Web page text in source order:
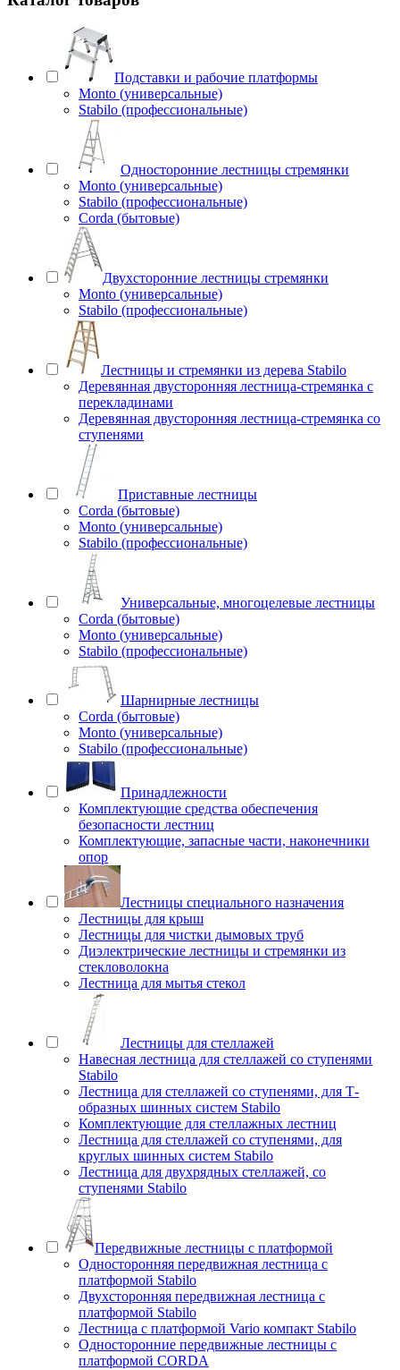
Подставки и рабочие платформы
Monto (универсальные)
Stabilo (профессиональные)
Односторонние лестницы стремянки
Monto (универсальные)
Stabilo (профессиональные)
Corda (бытовые)
Двухсторонние лестницы стремянки
Monto (универсальные)
Stabilo (профессиональные)
Лестницы и стремянки из дерева Stabilo
Деревянная двусторонняя лестница-стремянка с
перекладинами
Деревянная двусторонняя лестница-стремянка со
ступенями
Приставные лестницы
Corda (бытовые)
Monto (универсальные)
Stabilo (профессиональные)
Универсальные, многоцелевые лестницы
Corda (бытовые)
Monto (универсальные)
Stabilo (профессиональные)
Шарнирные лестницы
Corda (бытовые)
Monto (универсальные)
Stabilo (профессиональные)
Принадлежности
Комплектующие средства обеспечения
безопасности лестниц
Комплектующие, запасные части, наконечники
опор
Лестницы специального назначения
Лестницы для крыш
Лестницы для чистки дымовых труб
Диэлектрические лестницы и стремянки из
стекловолокна
Лестница для мытья стекол
Лестницы для стеллажей
Навесная лестница для стеллажей со ступенями
Stabilo
Лестница для стеллажей со ступенями, для Т-
образных шинных систем Stabilo
Комплектующие для стеллажных лестниц
Лестница для стеллажей со ступенями, для
круглых шинных систем Stabilo
Лестница для двухрядных стеллажей, со
ступенями Stabilo
Передвижные лестницы с платформой
Односторонняя передвижная лестница с
платформой Stabilo
Двухсторонняя передвижная лестница с
платформой Stabilo
Лестница с платформой Vario компакт Stabilo
Односторонние передвижные лестницы с
платформой CORDA